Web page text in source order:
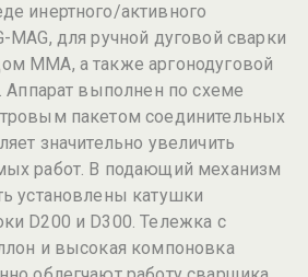
инертного/активного
MAG, для ручной дуговой сварки
MMA, а также аргонодуговой
Аппарат выполнен по схеме
пакетом соединительных
значительно увеличить
работ. В подающий механизм
установлены катушки
D200 и D300. Тележка с
и высокая компоновка